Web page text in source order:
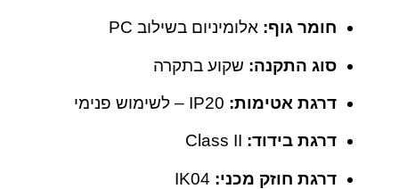
חומר גוף: אלומיניום בשילוב PC
סוג התקנה: שקוע בתקרה
דרגת אטימות:
דרגת בידוד:
דרגת חוזק מכני: